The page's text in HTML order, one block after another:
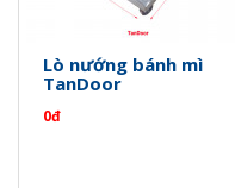
Lò nướng bánh mì
TanDoor
0đ